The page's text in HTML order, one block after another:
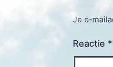
Je e-
Reactie *